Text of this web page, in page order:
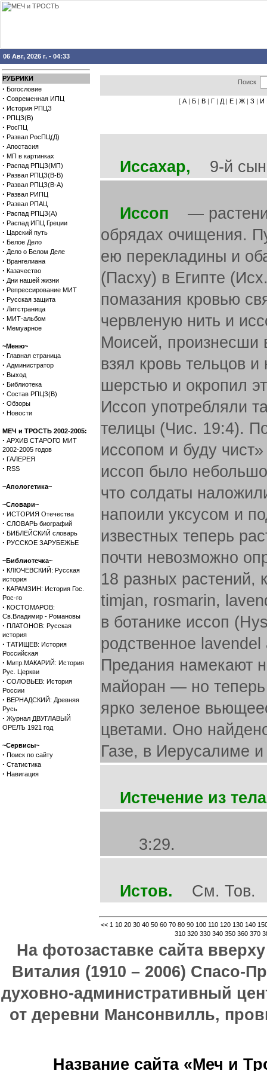
06 Авг, 2026 г. - 04:33
РУБРИКИ
· Богословие
· Современная ИПЦ
· История РПЦЗ
· РПЦЗ(В)
· РосПЦ
· Развал РосПЦ(Д)
· Апостасия
· МП в картинках
· Распад РПЦЗ(МП)
· Развал РПЦЗ(В-В)
· Развал РПЦЗ(В-А)
· Развал РИПЦ
· Развал РПАЦ
· Распад РПЦЗ(А)
· Распад ИПЦ Греции
· Царский путь
· Белое Дело
· Дело о Белом Деле
· Врангелиана
· Казачество
· Дни нашей жизни
· Репрессирование МИТ
· Русская защита
· Литстраница
· МИТ-альбом
· Мемуарное
~Меню~
· Главная страница
· Администратор
· Выход
· Библиотека
· Состав РПЦЗ(В)
· Обзоры
· Новости
МЕЧ и ТРОСТЬ 2002-2005:
· АРХИВ СТАРОГО МИТ
2002-2005 годов
· ГАЛЕРЕЯ
· RSS
~Апологетика~
~Словари~
· ИСТОРИЯ Отечества
· СЛОВАРЬ биографий
· БИБЛЕЙСКИЙ словарь
· РУССКОЕ ЗАРУБЕЖЬЕ
~Библиотечка~
· КЛЮЧЕВСКИЙ: Русская
история
· КАРАМЗИН: История Гос.
Рос-го
· КОСТОМАРОВ:
Св.Владимир - Романовы
· ПЛАТОНОВ: Русская
история
· ТАТИЩЕВ: История
Российская
· Митр.МАКАРИЙ: История
Рус. Церкви
· СОЛОВЬЕВ: История
России
· ВЕРНАДСКИЙ: Древняя
Русь
· Журнал ДВУГЛАВЫЙ
ОРЕЛЪ 1921 год
~Сервисы~
· Поиск по сайту
· Статистика
· Навигация
Поиск
[ А | Б | В | Г | Д | Е | Ж | З | И
Иссахар, 9-й сын
Иссоп —
обрядах очищения.
ею перекладины и
(Пасху) в Египте
помазания кровью
червленую нить и
Моисей, произнесши
взял кровь тельцов
шерстью и окропил
Иссоп употребляли
телицы (Чис. 19:4).
иссопом и буду
иссоп было
что солдаты
напоили уксусом и
известных теперь
почти невозможно
18 разных растений,
timjan, rosmarin,
в ботанике иссоп
родственное
Предания намекают
майоран — но теперь
ярко зеленое
цветами. Оно
Газе, в Иерусалиме
Истечение из
3:29.
Истов. См. Тов.
<< 1 10 20 30 40 50 60 70 80 90 100 110 120 130 140
310 320 330 340 350 360 370
На фотозаставке сайта
Виталия (1910 – 2006) Спасо-
духовно-административный
от деревни Мансонвилль,
Название сайта «Меч и